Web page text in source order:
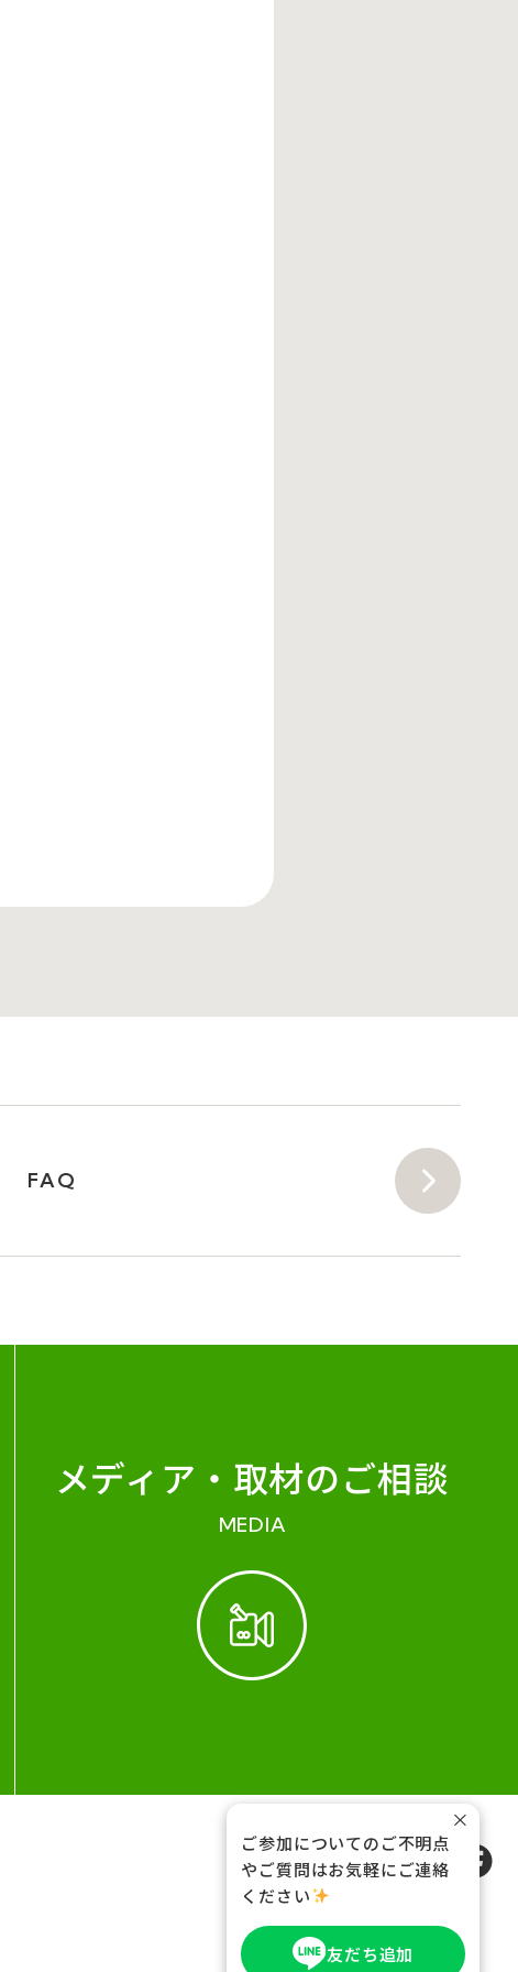
FAQ
メディア・ 取材のご相談
MEDIA
FOLLOW US
ご参加についてのご不明点
やご質問はお気軽にご連絡
ください
友だち追加
×